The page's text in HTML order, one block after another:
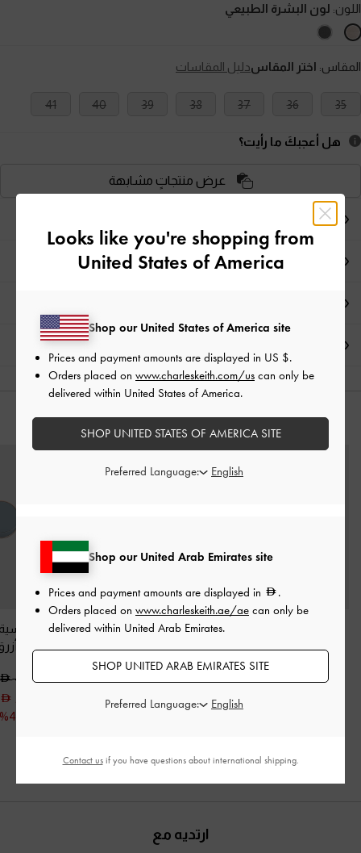
اللون: لون البشرة الطبيعي
المقاس: اختر المقاسدليل المقاسات
35
36
37
38
39
40
41
هل أعجبكَ ما رأيت؟
عرض منتجاتٍ مشابهة
ملاحظات المحرر
تفاصيل المنتج وتعليمات العناية
موليه بفتحات وكعب
نظارات شمسية
400.00
ارتديه مع
Looks like you're shopping from
United States of America
Shop our United Arab Emirates site
Prices and payment amounts are displayed in
.
Orders placed on www.charleskeith.ae/ae can only be
delivered within United Arab Emirates.
SHOP UNITED ARAB EMIRATES SITE
Preferred Language:
Shop our United States of America site
Prices and payment amounts are displayed in US $.
Orders placed on www.charleskeith.com/us can only be
delivered within United States of America.
SHOP UNITED STATES OF AMERICA SITE
Preferred Language:
Contact usif you have questions about international shipping.